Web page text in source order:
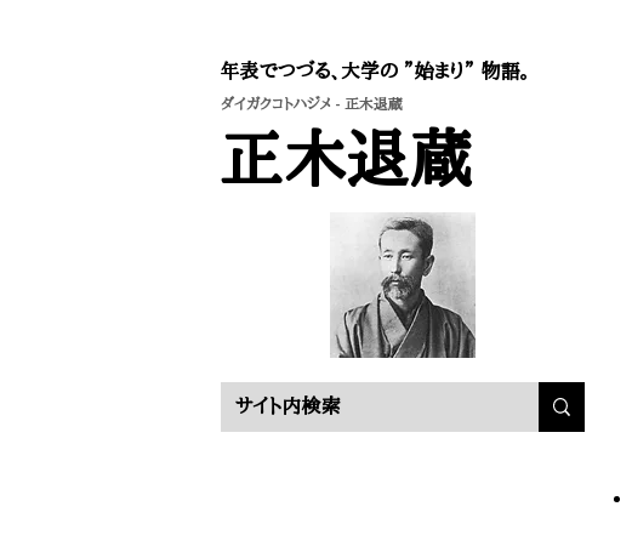
年表でつづる、大学の ”始まり” 物語。
ダイガクコトハジメ - 正木退蔵
正木退蔵